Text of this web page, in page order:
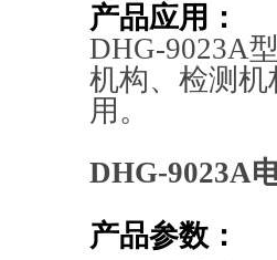
产品应用：
DHG-9023A
机构、检测
用 。
DHG-9023A
产品参数 ：